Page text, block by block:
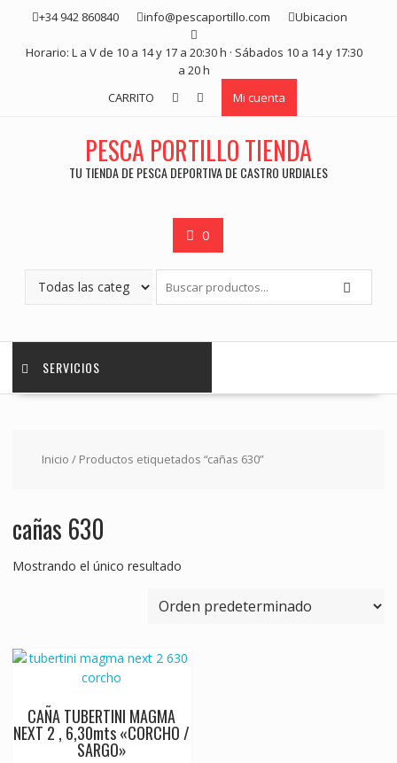
+34 942 860840 info@pescaportillo.com Ubicacion
Horario: L a V de 10 a 14 y 17 a 20:30 h · Sábados 10 a 14 y 17:30
a 20 h
CARRITO
Mi cuenta
PESCA PORTILLO TIENDA
TU TIENDA DE PESCA DEPORTIVA DE CASTRO URDIALES
0
SERVICIOS
Inicio / Productos etiquetados “cañas 630”
cañas 630
Mostrando el único resultado
CAÑA TUBERTINI MAGMA
NEXT 2 , 6,30mts «CORCHO /
SARGO»